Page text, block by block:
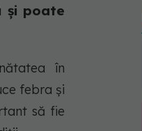
și poate
în
febra și
să fie